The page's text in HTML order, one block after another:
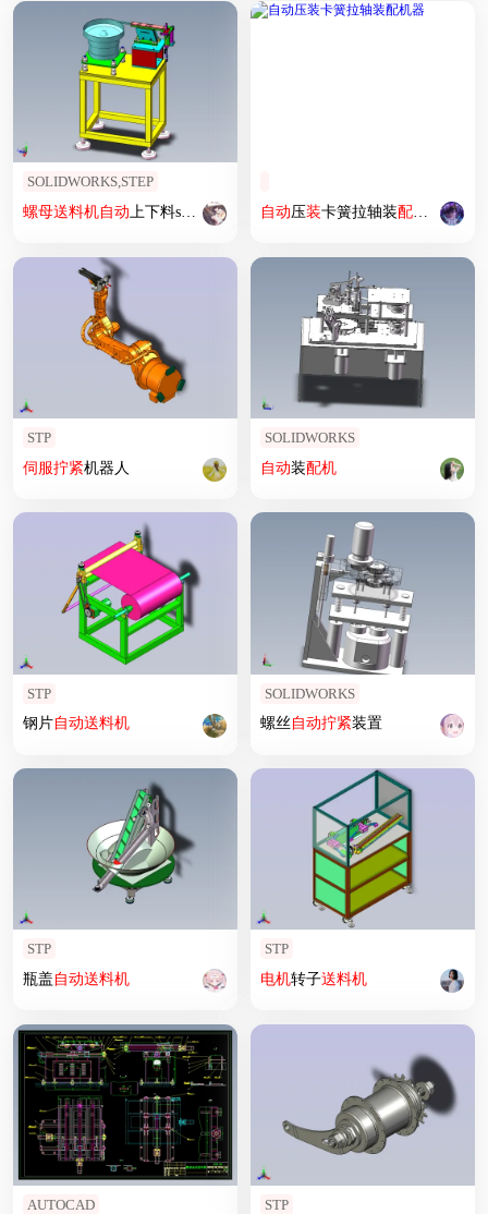
SOLIDWORKS,STEP
螺母送料机自动 上下料sw22可编辑 自动压装卡簧拉轴装配机 器
STP
伺服拧紧机器人
SOLIDWORKS
自动装配机
STP
钢片自动送料机
SOLIDWORKS
螺丝自动拧紧装置
STP
瓶盖自动送料机
STP
电机转子送料机
AUTOCAD STP